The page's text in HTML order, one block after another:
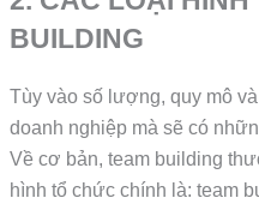
BUILDING
Tùy vào số lượng, quy mô
doanh nghiệp mà sẽ có
Về cơ bản, team building
hình tổ chức chính là: team